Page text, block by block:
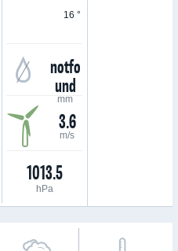
16 °
notfo
und
mm
3.6
m/s
1013.5
hPa